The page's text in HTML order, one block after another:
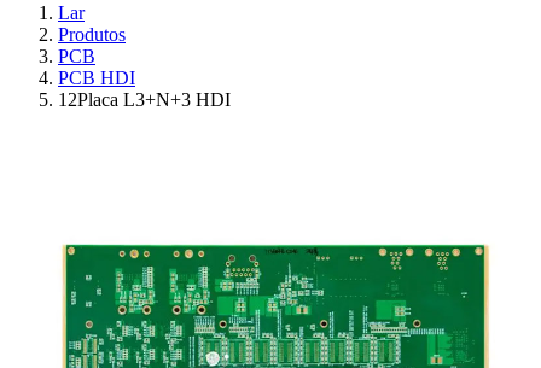
Lar
Produtos
PCB
PCB HDI
12Placa L3+N+3 HDI